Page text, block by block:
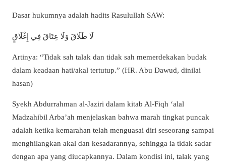
Dasar hukumnya adalah hadits Rasulullah SAW:
لَا طَلَاقَ وَلَا عِتَاقَ فِي إِغْلَاقٍ
Artinya: “Tidak sah talak dan tidak sah memerdekakan budak
dalam keadaan hati/akal tertutup.” (HR. Abu Dawud, dinilai
hasan)
Syekh Abdurrahman al-Jaziri dalam kitab Al-Fiqh ‘alal
Madzahibil Arba’ah menjelaskan bahwa marah tingkat puncak
adalah ketika kemarahan telah menguasai diri seseorang sampai
menghilangkan akal dan kesadarannya, sehingga ia tidak sadar
dengan apa yang diucapkannya. Dalam kondisi ini, talak yang